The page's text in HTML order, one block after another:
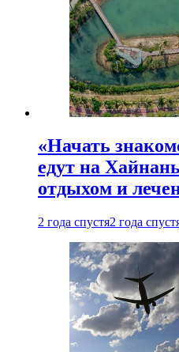
«Начать
едут на
отдыхом и
2 года спустя2 года